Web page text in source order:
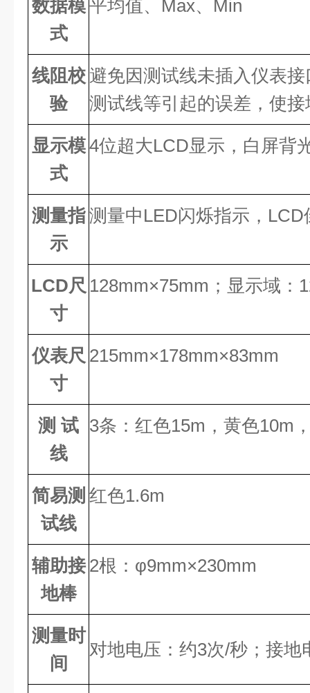
数据模
式
平均值、Max、Min
线阻校
验
避免因测试线未插入仪表
测试线等引起的误差，使
显示模
式
4位超大LCD显示，白屏背
测量指
示
测量中LED闪烁指示，LCD
LCD尺
寸
128mm×75mm；显示域：
仪表尺
寸
215mm×178mm×83mm
测 试
线
3条：红色15m，黄色10m
简易测
试线
红色1.6m
辅助接
地棒
2根：φ9mm×230mm
测量时
间
对地电压：约3次/秒；接地